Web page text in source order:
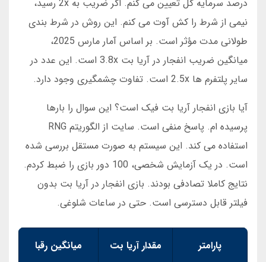
درصد سرمایه کل تعیین می کنم. اگر ضریب به 2x رسید،
نیمی از شرط را کش آوت می کنم. این روش در شرط بندی
طولانی مدت مؤثر است. بر اساس آمار مارس 2025،
میانگین ضریب انفجار در آریا بت 3.8x است. این عدد در
سایر پلتفرم ها 2.5x است. تفاوت چشمگیری وجود دارد.
آیا بازی انفجار آریا بت فیک است؟ این سوال را بارها
پرسیده ام. پاسخ منفی است. سایت از الگوریتم RNG
استفاده می کند. این سیستم به صورت مستقل بررسی شده
است. در یک آزمایش شخصی، 100 دور بازی را ضبط کردم.
نتایج کاملا تصادفی بودند. بازی انفجار در آریا بت بدون
فیلتر قابل دسترسی است. حتی در ساعات شلوغی.
پارامتر مقدار آریا بت میانگین رقبا